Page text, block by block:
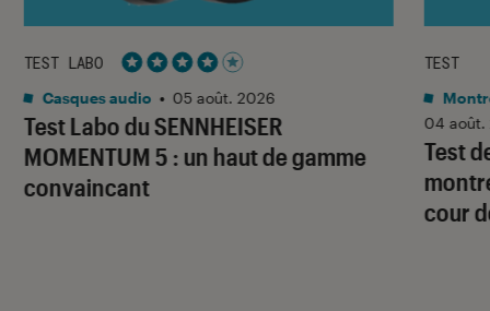
Test Labo du SENNHEISER
MOMENTUM 5 : un haut de gamme
convaincant
TEST LABO
Noté 4 étoiles sur 5
Casques audio • 05 août. 2026
Test
cour
TEST
04 août.